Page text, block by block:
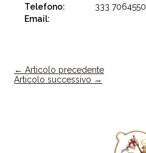
Telefono:
333 7064550
Email:
← Articolo precedente
Articolo successivo →